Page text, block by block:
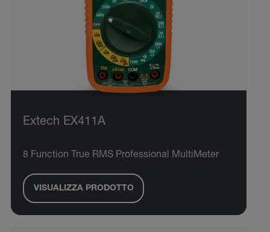
Extech EX411A
8 Function True RMS Professional MultiMeter
VISUALIZZA PRODOTTO